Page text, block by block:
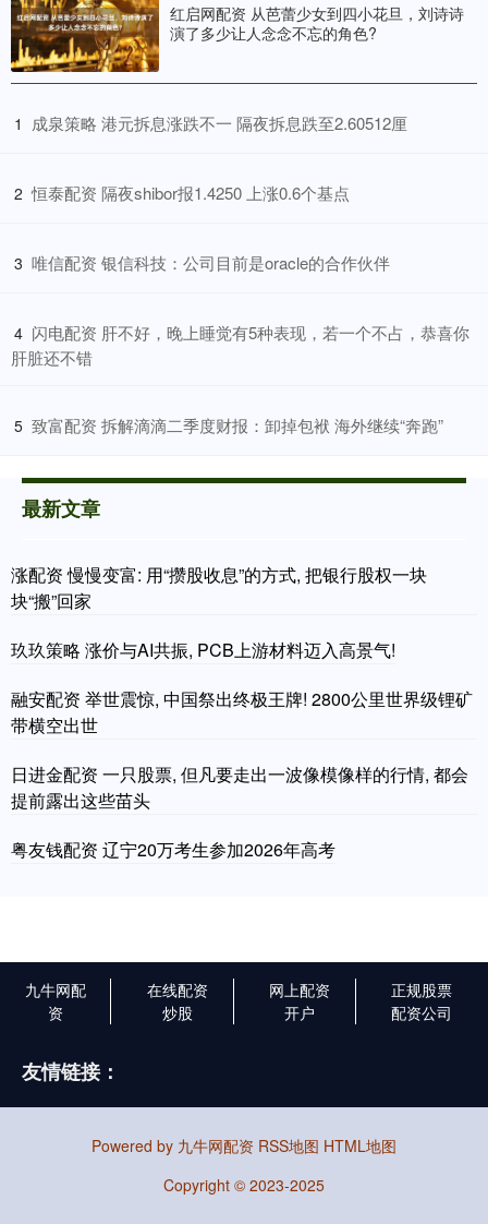
红启网配资 从芭蕾少女到四小花旦，刘诗诗
演了多少让人念念不忘的角色?
1 ​成泉策略 港元拆息涨跌不一 隔夜拆息跌至2.60512厘
2 ​恒泰配资 隔夜shibor报1.4250 上涨0.6个基点
3 ​唯信配资 银信科技：公司目前是oracle的合作伙伴
4 ​闪电配资 肝不好，晚上睡觉有5种表现，若一个不占，恭喜你
肝脏还不错
5 ​致富配资 拆解滴滴二季度财报：卸掉包袱 海外继续“奔跑”
最新文章
涨配资 慢慢变富: 用“攒股收息”的方式, 把银行股权一块
块“搬”回家
玖玖策略 涨价与AI共振, PCB上游材料迈入高景气!
融安配资 举世震惊, 中国祭出终极王牌! 2800公里世界级锂矿
带横空出世
日进金配资 一只股票, 但凡要走出一波像模像样的行情, 都会
提前露出这些苗头
粤友钱配资 辽宁20万考生参加2026年高考
九牛网配
资
在线配资
炒股
网上配资
开户
正规股票
配资公司
友情链接：
Powered by 九牛网配资 RSS地图 HTML地图
Copyright © 2023-2025